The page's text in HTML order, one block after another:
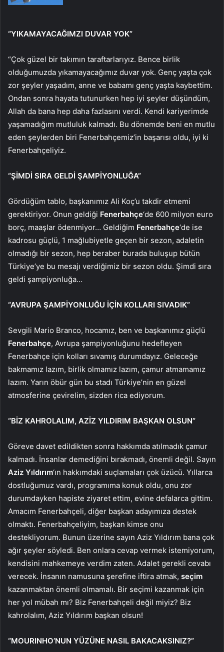
“YIKAMAYACAĞIMZI DUVAR YOK”
“Çok güzel bir takımın taraftarlarıyız. Bence birlik
olduğumuzda yıkamayacağımız duvar yok. Genç yaşta çok
zor şeyler yaşadım, anne ve babamı genç yaşta kaybettim.
Ondan sonra hayata tutunurken hep iyi şeyler düşündüm,
Allah da bana hep daha fazlasını verdi. Kendi kariyerimde
yaşamadığım mutluluk kalmadı. Bu dönemde beni en mutlu
eden şeylerden biri Fenerbahçemiz’in başarısı oldu, iyi ki
Fenerbahçeliyiz.
“ŞİMDİ SIRA GELDİ ŞAMPİYONLUĞA”
Gördüğüm tablo, başkanımız Ali Koç’u takdir etmemi
gerektiriyor. Onun geldiği Fenerbahçe‘de 600 milyon euro
borç, maaşlar ödenmiyor… Geldiğim Fenerbahçe‘de ise
kadrosu güçlü, 1 mağlubiyetle geçen bir sezon, adaletin
olmadığı bir sezon, hep beraber burada buluşup bütün
Türkiye’ye bu mesajı verdiğimiz bir sezon oldu. Şimdi sıra
geldi şampiyonluğa…
“AVRUPA ŞAMPİYONLUĞU İÇİN KOLLARI SIVADIK”
Sevgili Mario Branco, hocamız, ben ve başkanımız güçlü
Fenerbahçe, Avrupa şampiyonluğunu hedefleyen
Fenerbahçe için kolları sıvamış durumdayız. Geleceğe
bakmamız lazım, birlik olmamız lazım, çamur atmamamız
lazım. Yarın öbür gün bu stadı Türkiye’nin en güzel
atmosferine çevirelim, sizden rica ediyorum.
“BİZ KAHROLALIM, AZİZ YILDIRIM BAŞKAN OLSUN”
Göreve davet edildikten sonra hakkımda atılmadık çamur
kalmadı. İnsanlar demediğini bırakmadı, önemli değil. Sayın
Aziz Yıldırım‘ın hakkımdaki suçlamaları çok üzücü. Yıllarca
dostluğumuz vardı, programıma konuk oldu, onu zor
durumdayken hapiste ziyaret ettim, evine defalarca gittim.
Amacım Fenerbahçeli, diğer başkan adayımıza destek
olmaktı. Fenerbahçeliyim, başkan kimse onu
destekliyorum. Bunun üzerine sayın Aziz Yıldırım bana çok
ağır şeyler söyledi. Ben onlara cevap vermek istemiyorum,
kendisini mahkemeye verdim zaten. Adalet gerekli cevabı
verecek. İnsanın namusuna şerefine iftira atmak, seçim
kazanmaktan önemli olmamalı. Bir seçimi kazanmak için
her yol mübah mı? Biz Fenerbahçeli değil miyiz? Biz
kahrolalım, Aziz Yıldırım başkan olsun!
“MOURINHO’NUN YÜZÜNE NASIL BAKACAKSINIZ?”